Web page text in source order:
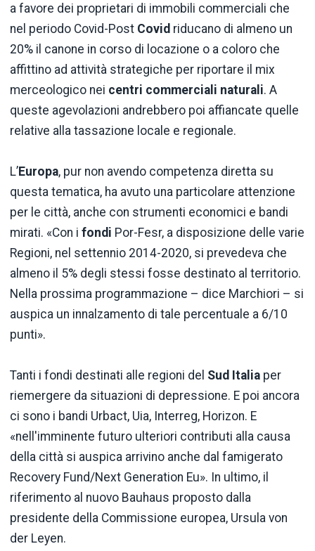
a favore dei proprietari di immobili commerciali che
nel periodo Covid-Post Covid riducano di almeno un
20% il canone in corso di locazione o a coloro che
affittino ad attività strategiche per riportare il mix
merceologico nei centri commerciali naturali. A
queste agevolazioni andrebbero poi affiancate quelle
relative alla tassazione locale e regionale.
L’Europa, pur non avendo competenza diretta su
questa tematica, ha avuto una particolare attenzione
per le città, anche con strumenti economici e bandi
mirati. «Con i fondi Por-Fesr, a disposizione delle varie
Regioni, nel settennio 2014-2020, si prevedeva che
almeno il 5% degli stessi fosse destinato al territorio.
Nella prossima programmazione – dice Marchiori – si
auspica un innalzamento di tale percentuale a 6/10
punti».
Tanti i fondi destinati alle regioni del Sud Italia per
riemergere da situazioni di depressione. E poi ancora
ci sono i bandi Urbact, Uia, Interreg, Horizon. E
«nell'imminente futuro ulteriori contributi alla causa
della città si auspica arrivino anche dal famigerato
Recovery Fund/Next Generation Eu». In ultimo, il
riferimento al nuovo Bauhaus proposto dalla
presidente della Commissione europea, Ursula von
der Leyen.